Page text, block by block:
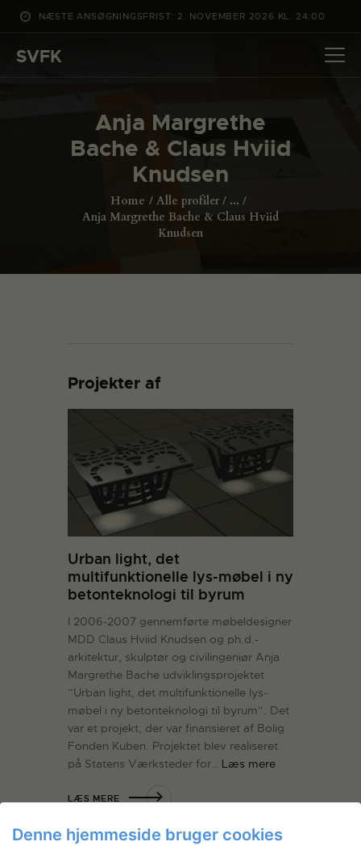
NÆSTE ANSØGNINGSFRIST: 2. NOVEMBER 2026 KL. 24:00
SVFK
Anja Margrethe
Bache & Claus Hviid
Knudsen
Home Alle profiler
...
Anja Margrethe Bache & Claus Hviid
Knudsen
DET SKER
PROJEKTER
CHANNEL
OM SVFK
Projekter af
Urban light, det
multifunktionelle lys-møbel i ny
betonteknologi til byrum
I 2006-2007 gennemførte møbeldesigner
MDD Claus Hviid Knudsen og ph.d.-
arkitektur, skulptør og civilingeniør Anja
Margrethe Bache udviklingsprojektet
”Urban light, det multifunktionelle lys-
møbel i ny betonteknologi til byrum”. Det
var et projekt, der var finansieret af Bolig
Fonden Kuben. Projektet blev realiseret
på Statens Værksteder for… Læs mere
LÆS MERE
Denne hjemmeside bruger cookies